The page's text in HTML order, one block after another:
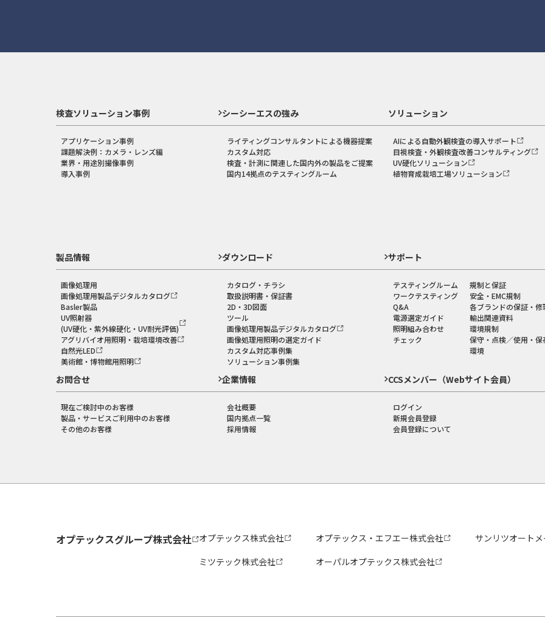
検査ソリューション事例
アプリケーション事例
課題解決例：カメラ・レンズ編
業界・用途別撮像事例
導入事例
シーシーエスの強み
ライティングコンサルタントによる機器提案
カスタム対応
検査・計測に関連した国内外の製品をご提案
国内14拠点のテスティングルーム
ソリューション
AIによる自動外観検査の導入サポート
目視検査・外観検査改善コンサルティング
UV硬化ソリューション
植物育成栽培工場ソリューション
製品情報
画像処理用
画像処理用製品デジタルカタログ
Basler製品
UV照射器
(UV硬化・紫外線硬化・UV耐光評価)
アグリバイオ用照明・栽培環境改善
自然光LED
美術館・博物館用照明
ダウンロード
カタログ・チラシ
取扱説明書・保証書
2D・3D図面
ツール
画像処理用製品デジタルカタログ
画像処理用照明の選定ガイド
カスタム対応事例集
ソリューション事例集
サポート
テスティングルーム
ワークテスティング
Q&A
電源選定ガイド
照明組み合わせ
チェック
規制と保証
安全・EMC規制
各ブランドの保証・修
輸出関連資料
環境規制
保守・点検／使用・保
環境
お問合せ
現在ご検討中のお客様
製品・サービスご利用中のお客様
その他のお客様
企業情報
会社概要
国内拠点一覧
採用情報
CCSメンバー（Webサイト会員）
ログイン
新規会員登録
会員登録について
オプテックスグループ株式会社 オプテックス株式会社 オプテックス・エフエー株式会社
サンリツオート
ミツテック株式会社
オーパルオプテックス株式会社